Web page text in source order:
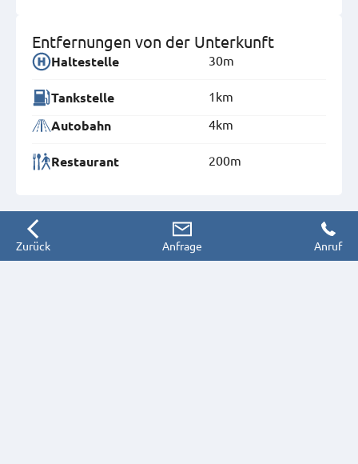
Entfernungen von der Unterkunft
Haltestelle 30m
Tankstelle 1km
Autobahn 4km
Restaurant 200m
Zurück Anfrage Anruf